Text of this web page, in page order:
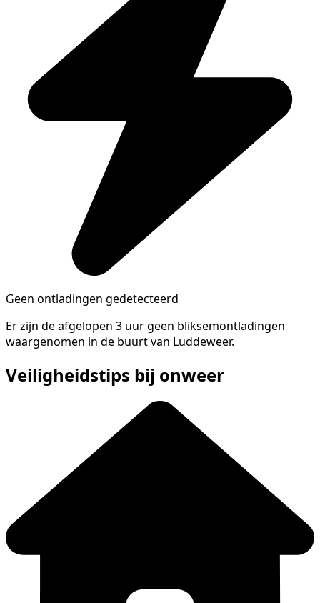
Geen ontladingen gedetecteerd
Er zijn de afgelopen 3 uur geen bliksemontladingen
waargenomen in de buurt van Luddeweer.
Veiligheidstips bij onweer